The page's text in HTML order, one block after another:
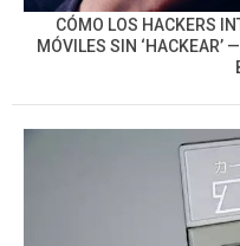
CÓMO LOS HACKERS
MÓVILES SIN ‘HACKEAR’